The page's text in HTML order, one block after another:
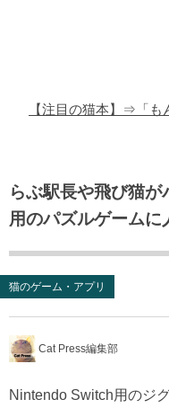
【注目の猫本】⇒「も
らぶ駅長や飛び猫
用のパズルゲームに
猫のゲーム・アプリ
Cat Press編集部
Nintendo Switch用のジ
猫のゲーム・アプリ
猫のフリー写真素材